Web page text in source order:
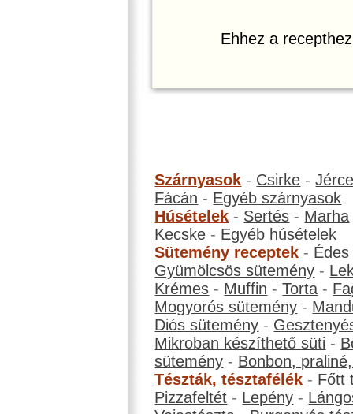
Ehhez a
Szárnyasok - Csirke -
Fácán - Egyéb szárnyasok
Húsételek - Sertés - Marha
Kecske - Egyéb húsételek
Sütemény receptek -
Gyümölcsös sütemény -
Krémes - Muffin -Torta -
Mogyorós sütemény -
Diós sütemény -
Mikroban készíthető süti -
sütemény - Bonbon,
Tészták, tésztafélék - Főtt
Pizzafeltét - Lepény -